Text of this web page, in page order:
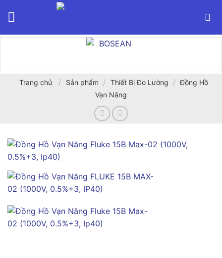
Trang chủ / Sản phẩm / Thiết Bị Đo Lường / Đồng Hồ
Vạn Năng